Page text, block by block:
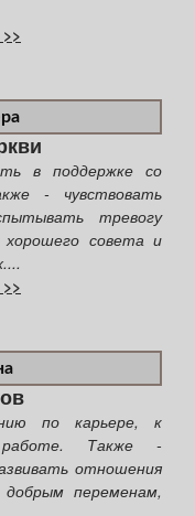
в поддержке со
- чувствовать
тревогу
совета и
по карьере, к
Также -
отношения
переменам,